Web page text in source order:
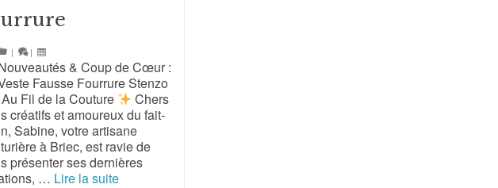
| |
& Coup de Cœur :
Fausse Fourrure Stenzo
Fil de la Couture
Chers
créatifs et amoureux du fait-
Sabine, votre artisane
à Briec, est ravie de
présenter ses dernières
… Lire la suite